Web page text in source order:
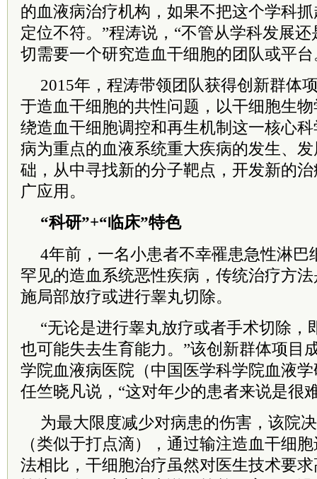
的血液病治疗机构，如果不把这个学科
定位不符。”程涛说，“不管从学科发展
切需要一个研究造血干细胞的团队或平台
2015年，程涛带领团队获得创新群体
于造血干细胞的共性问题，以干细胞生
绕造血干细胞调控和再生机制这一核心
病为重点的血液系统重大疾病的发生、
础，从中寻找新的分子靶点，开发新的
广应用。
“科研”+“临床”特色
4年前，一名小患者不幸罹患急性淋巴
罕见的造血系统恶性疾病，传统治疗方
施局部放疗或进行睾丸切除。
“无论是进行睾丸放疗或者手术切除，
也可能失去生育能力。”该创新群体项目
学院血液病医院（中国医学科学院血液
任竺晓凡说，“这对年少的患者来说是很
为最大限度减少对病患的伤害，该院
（类似于打点滴），通过输注造血干细
法相比，干细胞治疗虽然对医生技术要